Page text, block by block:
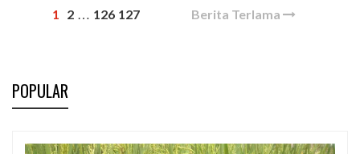
1 2 … 126 127 Berita Terlama
POPULAR